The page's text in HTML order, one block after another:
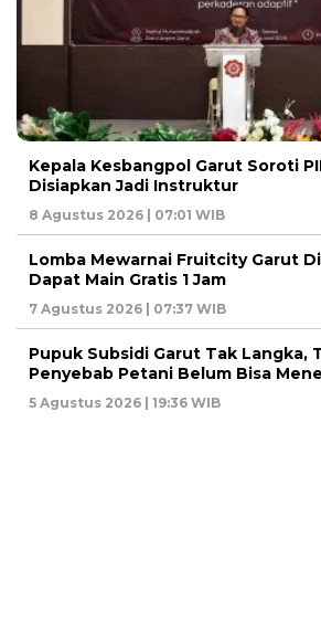
Kepala Kesbangpol Garut Soroti
Disiapkan Jadi Instruktur
8 Agustus 2026 | 07:01 WIB
Lomba Mewarnai Fruitcity Garut
Dapat Main Gratis 1 Jam
7 Agustus 2026 | 07:37 WIB
Pupuk Subsidi Garut Tak Langka,
Penyebab Petani Belum Bisa
5 Agustus 2026 | 19:36 WIB